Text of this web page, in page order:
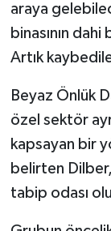
araya
binasının
Artık
Beyaz Önlük
özel sektör
kapsayan bir
belirten
tabip odası